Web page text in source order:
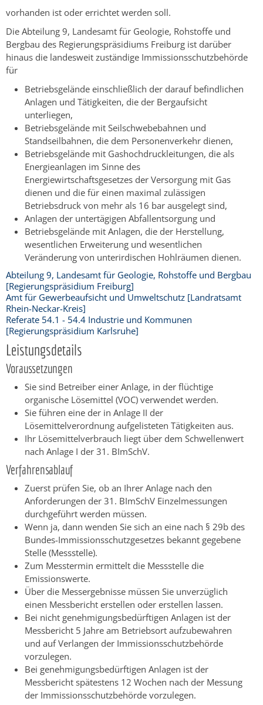
vorhanden ist oder errichtet werden soll.
Die Abteilung 9, Landesamt für Geologie, Rohstoffe und
Bergbau des Regierungspräsidiums Freiburg ist darüber
hinaus die landesweit zuständige Immissionsschutzbehörde
für
Betriebsgelände einschließlich der darauf befindlichen
Anlagen und Tätigkeiten, die der Bergaufsicht
unterliegen,
Betriebsgelände mit Seilschwebebahnen und
Standseilbahnen, die dem Personenverkehr dienen,
Betriebsgelände mit Gashochdruckleitungen, die als
Energieanlagen im Sinne des
Energiewirtschaftsgesetzes der Versorgung mit Gas
dienen und die für einen maximal zulässigen
Betriebsdruck von mehr als 16 bar ausgelegt sind,
Anlagen der untertägigen Abfallentsorgung und
Betriebsgelände mit Anlagen, die der Herstellung,
wesentlichen Erweiterung und wesentlichen
Veränderung von unterirdischen Hohlräumen dienen.
Abteilung 9, Landesamt für Geologie, Rohstoffe und Bergbau
[Regierungspräsidium Freiburg]
Amt für Gewerbeaufsicht und Umweltschutz [Landratsamt
Rhein-Neckar-Kreis]
Referate 54.1 - 54.4 Industrie und Kommunen
[Regierungspräsidium Karlsruhe]
Leistungsdetails
Voraussetzungen
Sie sind Betreiber einer Anlage, in der flüchtige
organische Lösemittel (VOC) verwendet werden.
Sie führen eine der in Anlage II der
Lösemittelverordnung aufgelisteten Tätigkeiten aus.
Ihr Lösemittelverbrauch liegt über dem Schwellenwert
nach Anlage I der 31. BImSchV.
Verfahrensablauf
Zuerst prüfen Sie, ob an Ihrer Anlage nach den
Anforderungen der 31. BImSchV Einzelmessungen
durchgeführt werden müssen.
Wenn ja, dann wenden Sie sich an eine nach § 29b des
Bundes-Immissionsschutzgesetzes bekannt gegebene
Stelle (Messstelle).
Zum Messtermin ermittelt die Messstelle die
Emissionswerte.
Über die Messergebnisse müssen Sie unverzüglich
einen Messbericht erstellen oder erstellen lassen.
Bei nicht genehmigungsbedürftigen Anlagen ist der
Messbericht 5 Jahre am Betriebsort aufzubewahren
und auf Verlangen der Immissionsschutzbehörde
vorzulegen.
Bei genehmigungsbedürftigen Anlagen ist der
Messbericht spätestens 12 Wochen nach der Messung
der Immissionsschutzbehörde vorzulegen.